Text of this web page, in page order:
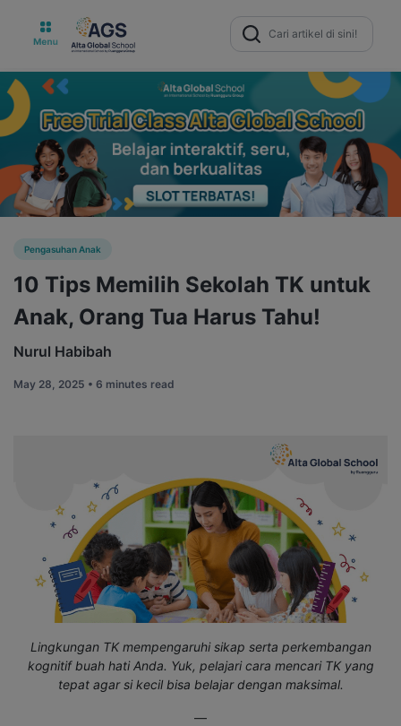
Search
for:
Pengasuhan Anak
10 Tips Memilih Sekolah TK untuk
Anak, Orang Tua Harus Tahu!
Nurul Habibah
May 28, 2025 • 6 minutes read
Lingkungan TK mempengaruhi sikap serta perkembangan
kognitif buah hati Anda. Yuk, pelajari cara mencari TK yang
tepat agar si kecil bisa belajar dengan maksimal.
—